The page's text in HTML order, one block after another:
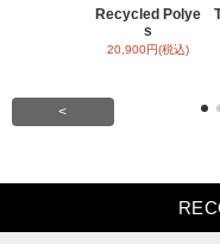
Recycled Polye
s
20,900円(税込)
<